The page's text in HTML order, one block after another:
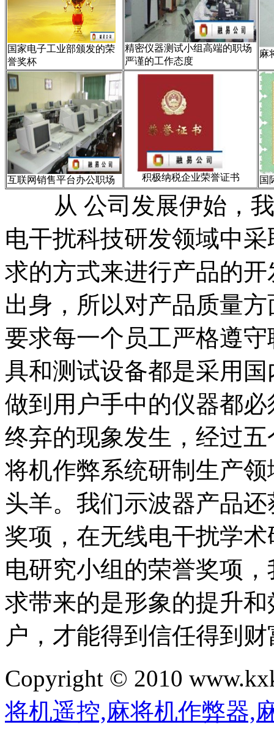
国家电子工业部颁发的荣
誉奖杯
精密仪器测试小组高端的职场
严谨的工作态度
麻
互联网销售平台办公职场 积极纳税企业荣誉证书 国
从 公司发展伊始，我
电干扰科技研发领域中
求的方式来进行产品的
出身，所以对产品质量
要求每一个员工严格遵
具和测试设备都是采用
做到用户手中的仪器都
终弃的现象发生，经过
将机作弊系统研制生产
头羊。我们示波器产品
奖项，在无线电干扰学
电研究小组的荣誉奖项
求带来的是形象的提升
户，才能得到信任得到财
Copyright © 2010
将机遥控,麻将机作弊器,